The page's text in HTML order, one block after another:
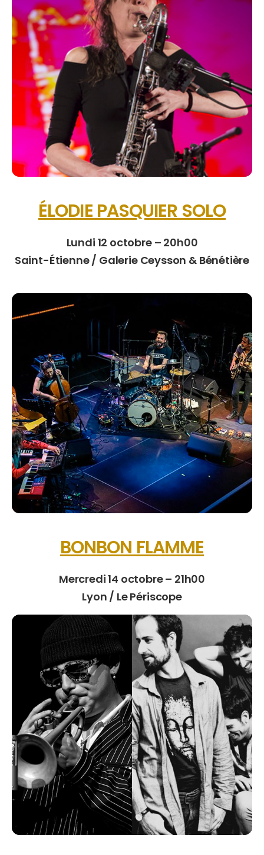
ÉLODIE PASQUIER SOLO
Lundi 12 octobre – 20h00
Saint-Étienne / Galerie Ceysson & Bénétière
BONBON FLAMME
Mercredi 14 octobre – 21h00
Lyon / Le Périscope